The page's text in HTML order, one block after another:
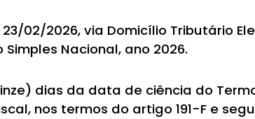
02/2026, via Domicílio Tributário
Nacional, ano 2026.
dias da data de ciência do
nos termos do artigo 191-F e